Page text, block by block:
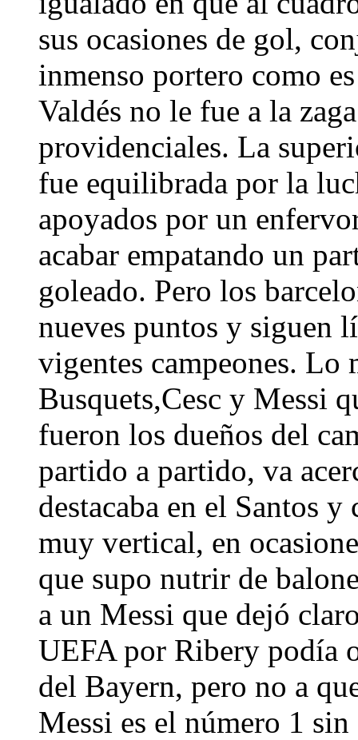
sus ocasiones de gol,
inmenso portero como
Valdés no le fue a la
providenciales. La
fue equilibrada por la
apoyados por un
acabar empatando un
goleado. Pero los
nueves puntos y siguen
vigentes campeones.
Busquets,Cesc y Messi
fueron los dueños del
partido a partido, va
destacaba en el Santos
muy vertical, en
que supo nutrir de
a un Messi que dejó
UEFA por Ribery podía
del Bayern, pero no a
Messi es el número 1